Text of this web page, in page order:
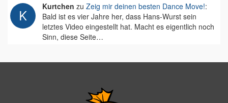
Kurtchen zu Zeig mir deinen besten Dance Move!:
Bald ist es vier Jahre her, dass Hans-Wurst sein
letztes Video eingestellt hat. Macht es eigentlich noch
Sinn, diese Seite…